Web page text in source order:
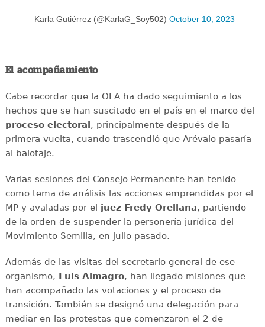
— Karla Gutiérrez (@KarlaG_Soy502) October 10, 2023
El acompañamiento
Cabe recordar que la OEA ha dado seguimiento a los
hechos que se han suscitado en el país en el marco del
proceso electoral , principalmente después de la
primera vuelta, cuando trascendió que Arévalo pasaría
al balotaje.
Varias sesiones del Consejo Permanente han tenido
como tema de análisis las acciones emprendidas por el
MP y avaladas por el juez Fredy Orellana, partiendo
de la orden de suspender la personería jurídica del
Movimiento Semilla, en julio pasado.
Además de las visitas del secretario general de ese
organismo, Luis Almagro, han llegado misiones que
han acompañado las votaciones y el proceso de
transición. También se designó una delegación para
mediar en las protestas que comenzaron el 2 de